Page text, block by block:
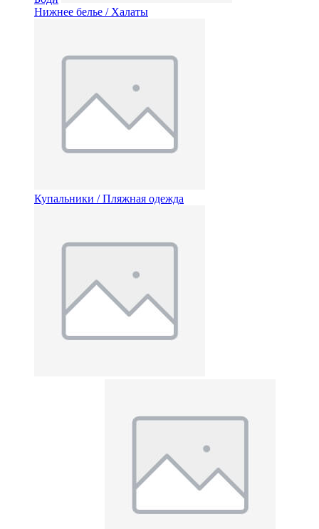
Нижнее белье / Халаты
Купальники / Пляжная одежда